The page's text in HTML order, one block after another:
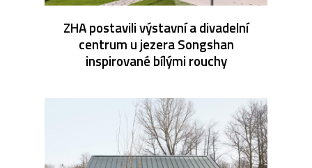
ZHA postavili výstavní a divadelní
centrum u jezera Songshan
inspirované bílými rouchy